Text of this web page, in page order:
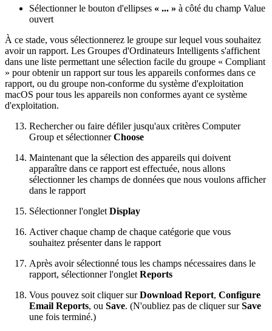
Sélectionner le bouton d'ellipses « ... » à côté du champ Value
ouvert
À ce stade, vous sélectionnerez le groupe sur lequel vous souhaitez
avoir un rapport. Les Groupes d'Ordinateurs Intelligents s'affichent
dans une liste permettant une sélection facile du groupe « Compliant
» pour obtenir un rapport sur tous les appareils conformes dans ce
rapport, ou du groupe non-conforme du système d'exploitation
macOS pour tous les appareils non conformes ayant ce système
d'exploitation.
Rechercher ou faire défiler jusqu'aux critères Computer
Group et sélectionnerChoose
Maintenant que la sélection des appareils qui doivent
apparaître dans ce rapport est effectuée, nous allons
sélectionner les champs de données que nous voulons afficher
dans le rapport
Sélectionner l'onglet Display
Activer chaque champ de chaque catégorie que vous
souhaitez présenter dans le rapport
Après avoir sélectionné tous les champs nécessaires dans le
rapport, sélectionner l'onglet Reports
Vous pouvez soit cliquer surDownload Report, Configure
Email Reports, ou Save. (N'oubliez pas de cliquer surSave
une fois terminé.)